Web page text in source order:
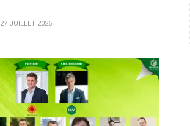
27 JUILLET 2026